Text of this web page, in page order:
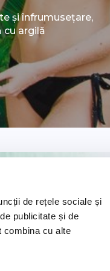
de rețele sociale și
publicitate și de
combina cu alte
și înfrumusețare,
cu argilă